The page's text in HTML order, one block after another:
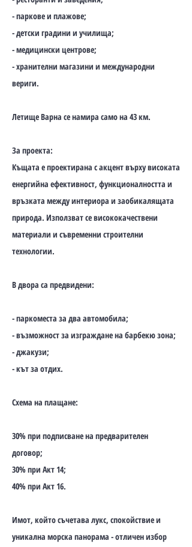
- паркове и плажове;
- детски градини и училища;
- медицински центрове;
- хранителни магазини и международни
вериги.
Летище Варна се намира само на 43 км.
За проекта:
Къщата е проектирана с акцент върху високата
енергийна ефективност, функционалността и
връзката между интериора и заобикалящата
природа. Използват се висококачествени
материали и съвременни строителни
технологии.
В двора са предвидени:
- паркоместа за два автомобила;
- възможност за изграждане на барбекю зона;
- джакузи;
- кът за отдих.
Схема на плащане:
30% при подписване на предварителен
договор;
30% при Акт 14;
40% при Акт 16.
Имот, който съчетава лукс, спокойствие и
уникална морска панорама - отличен избор